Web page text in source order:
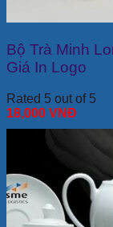
Bộ Trà Minh
Giá In Logo
Rated 5 out of 5
18,000 VNĐ